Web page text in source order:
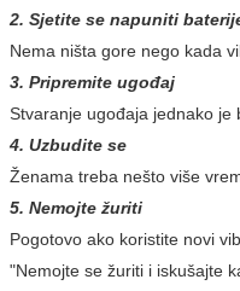
2. Sjetite se napuniti
Nema ništa gore nego kada
3. Pripremite ugođaj
Stvaranje ugođaja jednako
4. Uzbudite se
Ženama treba nešto više
5. Nemojte žuriti
Pogotovo ako koristite novi
"Nemojte se žuriti i iskušajte